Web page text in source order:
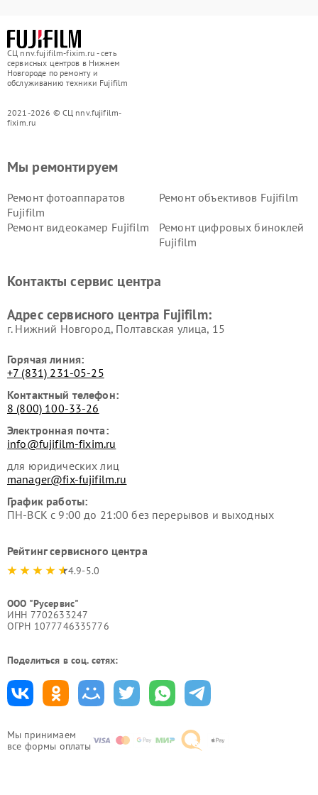
СЦ nnv.fujifilm-fixim.ru - сеть
сервисных центров в Нижнем
Новгороде по ремонту и
обслуживанию техники Fujifilm
2021-2026 © СЦ nnv.fujifilm-
fixim.ru
Мы принимаем
все формы оплаты
Мы ремонтируем
Ремонт фотоаппаратов
Fujifilm
Ремонт объективов Fujifilm
Ремонт видеокамер Fujifilm
Ремонт цифровых биноклей
Fujifilm
Контакты сервис центра
Адрес сервисного центра Fujifilm:
г. Нижний Новгород, Полтавская улица, 15
Горячая линия:
+7 (831) 231-05-25
Контактный телефон:
8 (800) 100-33-26
Электронная почта:
info@fujifilm-fixim.ru
для юридических лиц
manager@fix-fujifilm.ru
График работы:
ПН-ВСК с 9:00 до 21:00 без перерывов и выходных
Рейтинг сервисного центра
4.9-5.0
ООО "Русервис"
ИНН 7702633247
ОГРН 1077746335776
Поделиться в соц. сетях: